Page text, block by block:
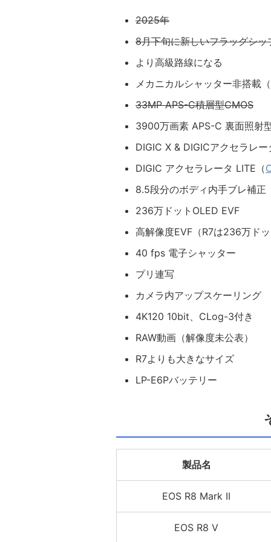
2025年
8月下旬に新しいフラッグシ
より高級路線になる
メカニカルシャッター非搭載（
33MP APS-C積層型CMOS
3900万画素 APS-C 裏面照射
DIGIC X & DIGICアクセラレー
DIGIC アクセラレータ LITE（
8.5段分のボディ内手ブレ補正
236万ドットOLED EVF
高解像度EVF（R7は236万ドッ
40 fps 電子シャッター
プリ連写
カメラ内アップスケーリング
4K120 10bit、CLog-3付き
RAW動画（解像度未公表）
R7よりも大きなサイズ
LP-E6Pバッテリー
製品名
EOS R8 Mark II
EOS R8 V